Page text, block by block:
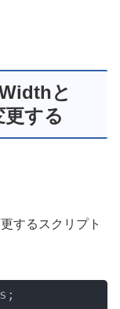
と
する
するスクリプト